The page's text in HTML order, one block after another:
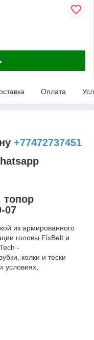
Оплата
+77472737451
топор
07
из армированного
головы FixBelt и
-
колки и тески
условиях,